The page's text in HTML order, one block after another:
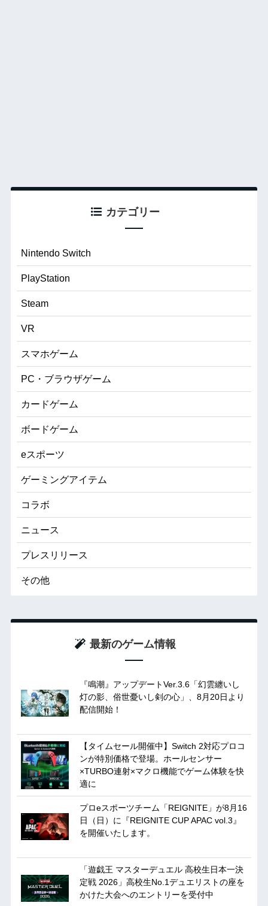
カテゴリー
Nintendo Switch
PlayStation
Steam
VR
スマホゲーム
PC・ブラウザゲーム
カードゲーム
ボードゲーム
eスポーツ
ゲーミングアイテム
コラボ
ニュース
プレスリリース
その他
最新のゲーム情報
『鳴潮』アップデートVer.3.6「幻雲纏いし
灯の影、俗世憂いし剣の心」、8月20日より
配信開始！
【タイムセール開催中】Switch 2対応プロコ
ンが特別価格で登場。ホールセンサー
×TURBO連射×マクロ機能でゲーム体験を快
適に
プロeスポーツチーム「REIGNITE」が8月16
日（日）に『REIGNITE CUP APAC vol.3』
を開催いたします。
「遊戯王 マスターデュエル 高校生日本一決
定戦 2026」高校生No.1デュエリストの座を
かけた大会へのエントリーを受付中